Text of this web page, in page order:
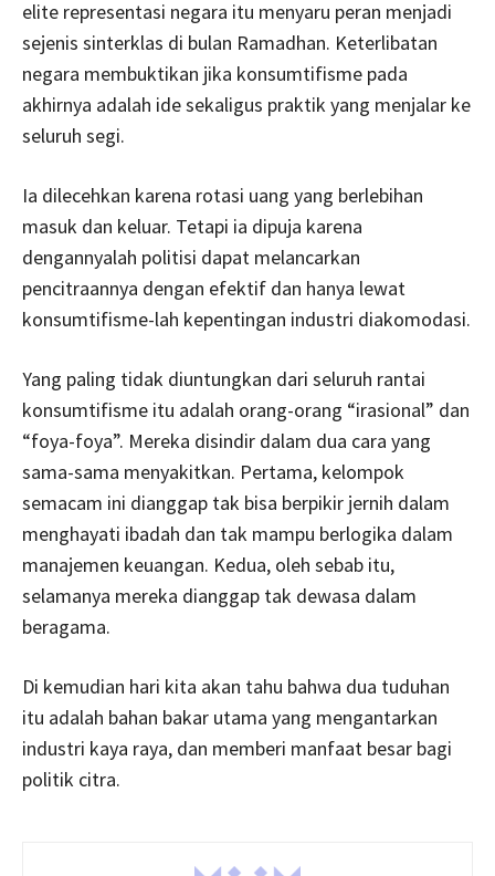
elite representasi negara itu menyaru peran menjadi
sejenis sinterklas di bulan Ramadhan. Keterlibatan
negara membuktikan jika konsumtifisme pada
akhirnya adalah ide sekaligus praktik yang menjalar ke
seluruh segi.
Ia dilecehkan karena rotasi uang yang berlebihan
masuk dan keluar. Tetapi ia dipuja karena
dengannyalah politisi dapat melancarkan
pencitraannya dengan efektif dan hanya lewat
konsumtifisme-lah kepentingan industri diakomodasi.
Yang paling tidak diuntungkan dari seluruh rantai
konsumtifisme itu adalah orang-orang “irasional” dan
“foya-foya”. Mereka disindir dalam dua cara yang
sama-sama menyakitkan. Pertama, kelompok
semacam ini dianggap tak bisa berpikir jernih dalam
menghayati ibadah dan tak mampu berlogika dalam
manajemen keuangan. Kedua, oleh sebab itu,
selamanya mereka dianggap tak dewasa dalam
beragama.
Di kemudian hari kita akan tahu bahwa dua tuduhan
itu adalah bahan bakar utama yang mengantarkan
industri kaya raya, dan memberi manfaat besar bagi
politik citra.